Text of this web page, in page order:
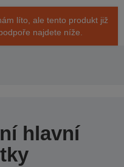
líto, ale tento produkt již
najdete níže.
hlavní